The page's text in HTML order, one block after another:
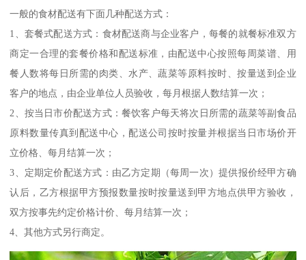
一般的食材配送有下面几种配送方式：
1、套餐式配送方式：食材配送商与企业客户，每餐的就餐标准双方
商定一合理的套餐价格和配送标准，由配送中心按照每周菜谱、用
餐人数将每日所需的肉类、水产、蔬菜等原料按时、按量送到企业
客户的地点，由企业单位人员验收，每月根据人数结算一次；
2、按当日市价配送方式：餐饮客户每天将次日所需的蔬菜等副食品
原料数量传真到配送中心，配送公司按时按量并根据当日市场价开
立价格、每月结算一次；
3、定期定价配送方式：由乙方定期（每周一次）提供报价经甲方确
认后，乙方根据甲方预报数量按时按量送到甲方地点供甲方验收，
双方按事先约定价格计价、每月结算一次；
4、其他方式另行商定。